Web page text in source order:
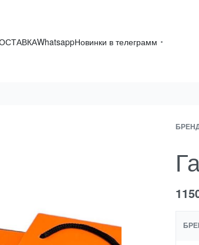
WhatsappНовинки в телеграмм